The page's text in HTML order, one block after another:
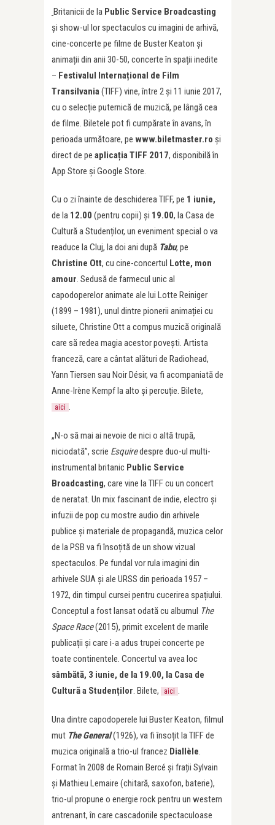
Britanicii de la Public Service Broadcasting
și show-ul lor spectaculos cu imagini de arhivă,
cine-concerte pe filme de Buster Keaton și
animații din anii 30-50, concerte în spații inedite
– Festivalul Internațional de Film
Transilvania(TIFF) vine, între 2 și 11 iunie 2017,
cu o selecție puternică de muzică, pe lângă cea
de filme. Biletele pot fi cumpărate în avans, în
perioada următoare, pe www.biletmaster.ro și
direct de pe aplicația TIFF 2017, disponibilă în
App Store și Google Store.
Cu o zi înainte de deschiderea TIFF, pe 1 iunie,
de la 12.00 (pentru copii) și 19.00, la Casa de
Cultură a Studenților, un eveniment special o va
readuce la Cluj, la doi ani după Tabu, pe
Christine Ott, cu cine-concertul Lotte, mon
amour. Sedusă de farmecul unic al
capodoperelor animate ale lui Lotte Reiniger
(1899 – 1981), unul dintre pionerii animației cu
siluete, Christine Ott a compus muzică originală
care să redea magia acestor povești. Artista
franceză, care a cântat alături de Radiohead,
Yann Tiersen sau Noir Désir, va fi acompaniată de
Anne-Irène Kempf la alto și percuție. Bilete,
aici .
„N-o să mai ai nevoie de nici o altă trupă,
niciodată”, scrie Esquiredespre duo-ul multi-
instrumental britanic Public Service
Broadcasting, care vine la TIFF cu un concert
de neratat. Un mix fascinant de indie, electro și
infuzii de pop cu mostre audio din arhivele
publice și materiale de propagandă, muzica celor
de la PSB va fi însoțită de un show vizual
spectaculos. Pe fundal vor rula imagini din
arhivele SUA și ale URSS din perioada 1957 –
1972, din timpul cursei pentru cucerirea spațiului.
Conceptul a fost lansat odată cu albumul The
Space Race(2015), primit excelent de marile
publicații și care i-a adus trupei concerte pe
toate continentele. Concertul va avea loc
sâmbătă, 3 iunie, de la 19.00, la Casa de
Cultură a Studenților. Bilete, aici .
Una dintre capodoperele lui Buster Keaton, filmul
mut The General(1926), va fi însoțit la TIFF de
muzica originală a trio-ul francez Diallèle.
Format în 2008 de Romain Bercé și frații Sylvain
și Mathieu Lemaire (chitară, saxofon, baterie),
trio-ul propune o energie rock pentru un western
antrenant, în care cascadoriile spectaculoase